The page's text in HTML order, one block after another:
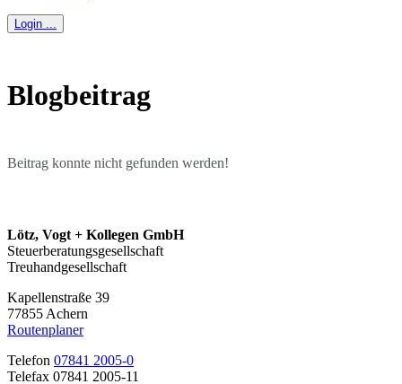
Login ...
Blogbeitrag
Beitrag konnte nicht gefunden werden!
Lötz, Vogt + Kollegen GmbH
Steuerberatungsgesellschaft
Treuhandgesellschaft
Kapellenstraße 39
77855 Achern
Routenplaner
Telefon 07841 2005-0
Telefax 07841 2005-11